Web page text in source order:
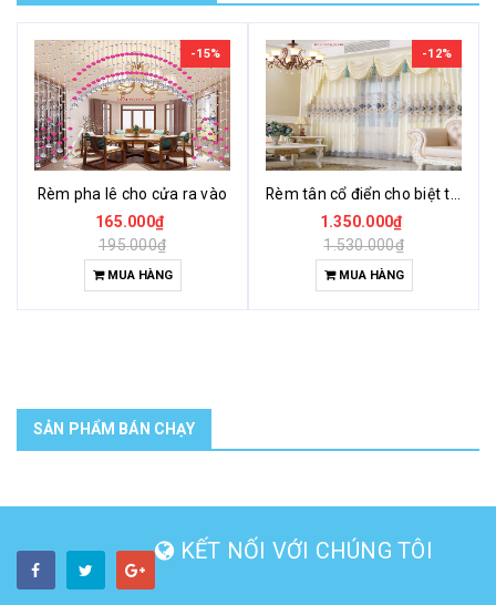
-15%
Rèm pha lê cho cửa ra vào
165.000₫
195.000₫
MUA HÀNG
-12%
Rèm tân cổ điển cho biệt thự
1.350.000₫
1.530.000₫
MUA HÀNG
SẢN PHẨM BÁN CHẠY
KẾT NỐI VỚI CHÚNG TÔI